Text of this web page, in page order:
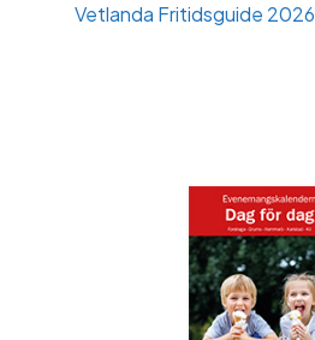
Vetlanda Fritidsguide 2026